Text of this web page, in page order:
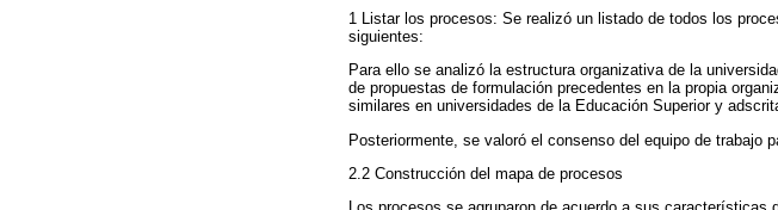
1 Listar los procesos: Se realizó un listado de todos los
siguientes:
Para ello se analizó la estructura organizativa de la
de propuestas de formulación precedentes en la propia
similares en universidades de la Educación Superior y
Posteriormente, se valoró el consenso del equipo de trabajo
2.2 Construcción del mapa de procesos